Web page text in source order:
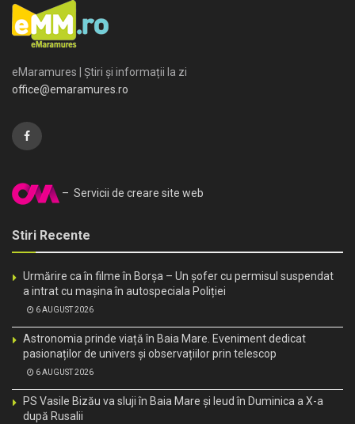
eMaramures | Știri și informații la zi
office@emaramures.ro
– Servicii de creare site web
Stiri Recente
Urmărire ca în filme în Borșa – Un șofer cu permisul suspendat
a intrat cu mașina în autospeciala Poliției
6 AUGUST 2026
Astronomia prinde viață în Baia Mare. Eveniment dedicat
pasionaților de univers și observațiilor prin telescop
6 AUGUST 2026
PS Vasile Bizău va sluji în Baia Mare și Ieud în Duminica a X-a
după Rusalii